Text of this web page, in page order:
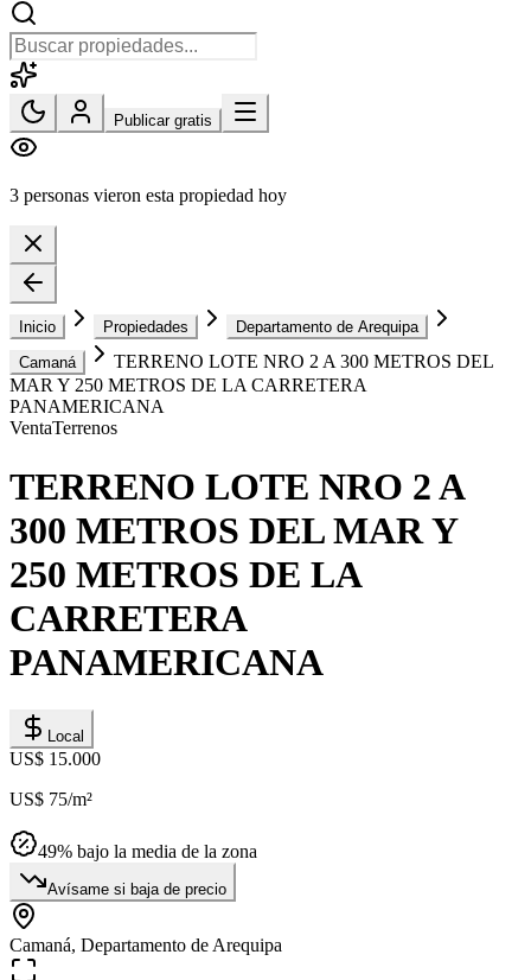
Publicar gratis
3 personas vieron esta propiedad hoy
Inicio Propiedades
Departamento de Arequipa
Camaná
TERRENO LOTE NRO 2 A 300 METROS DEL
MAR Y 250 METROS DE LA CARRETERA
PANAMERICANA
VentaTerrenos
TERRENO LOTE NRO 2 A
300 METROS DEL MAR Y
250 METROS DE LA
CARRETERA
PANAMERICANA
Local
US$ 15.000
US$ 75/m²
49% bajo la media de la zona
Avísame si baja de precio
Camaná, Departamento de Arequipa